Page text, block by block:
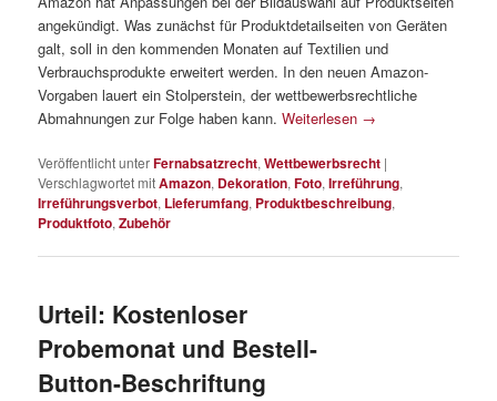
angekündigt. Was zunächst für Produktdetailseiten von Geräten
galt, soll in den kommenden Monaten auf Textilien und
Verbrauchsprodukte erweitert werden. In den neuen Amazon-
Vorgaben lauert ein Stolperstein, der wettbewerbsrechtliche
Abmahnungen zur Folge haben kann.Weiterlesen →
Veröffentlicht unterFernabsatzrecht,Wettbewerbsrecht |
Verschlagwortet mitAmazon, Dekoration,Foto,Irreführung,
Irreführungsverbot, Lieferumfang, Produktbeschreibung,
Produktfoto,Zubehör
Urteil: Kostenloser
Probemonat und Bestell-
Button-Beschriftung